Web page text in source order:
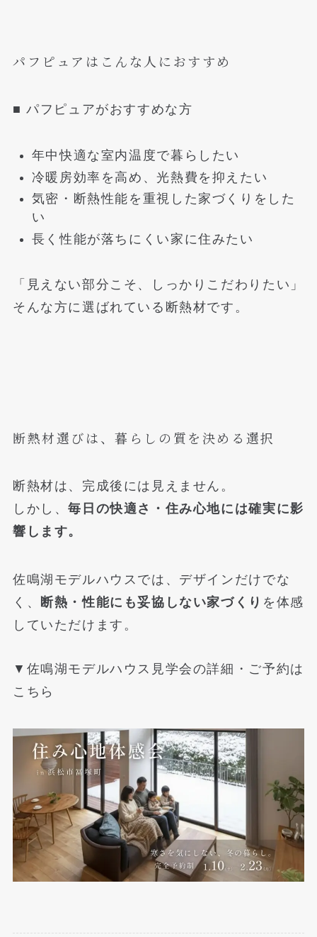
パフピュアはこんな人におすすめ
■ パフピュアがおすすめな方
年中快適な室内温度で暮らしたい
冷暖房効率を高め、光熱費を抑えたい
気密・断熱性能を重視した家づくりをした
い
長く性能が落ちにくい家に住みたい
「見えない部分こそ、しっかりこだわりたい」
そんな方に選ばれている断熱材です。
断熱材選びは、暮らしの質を決める選択
断熱材は、完成後には見えません。
しかし、毎日の快適さ・住み心地には確実に影
響します。
佐鳴湖モデルハウスでは、デザインだけでな
く、 断熱・性能にも妥協しない家づくり を体感
していただけます。
▼佐鳴湖モデルハウス見学会の詳細・ご予約は
こちら